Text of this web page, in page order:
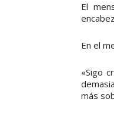
El
En el
«Sigo
más